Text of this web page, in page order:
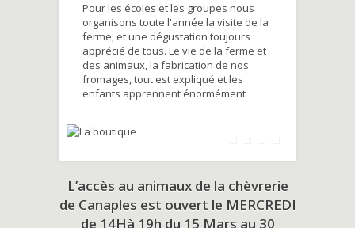
Pour les écoles et les groupes nous
organisons toute l'année la visite de la
ferme, et une dégustation toujours
apprécié de tous. Le vie de la ferme et
des animaux, la fabrication de nos
fromages, tout est expliqué et les
enfants apprennent énormément
L’accès au animaux de la chèvrerie
de Canaples est ouvert le MERCREDI
de 14Hà 19h du 15 Mars au 30